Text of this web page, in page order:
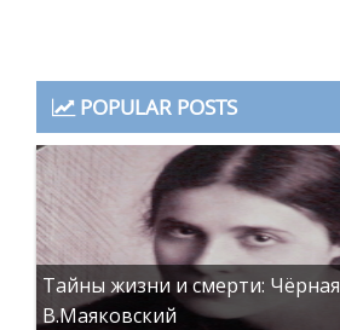
POPULAR POSTS
Тайны жизни и смерти:
В.Маяковский